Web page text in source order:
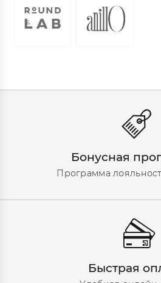
Бонусная
Программа
Быстрая